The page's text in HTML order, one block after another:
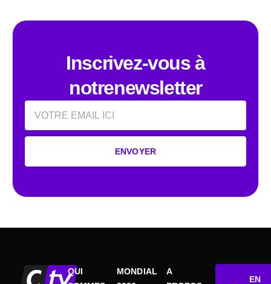
Inscrivez-vous à
notrenewsletter
Email
ENVOYER
QUI
MONDIAL
A
EN